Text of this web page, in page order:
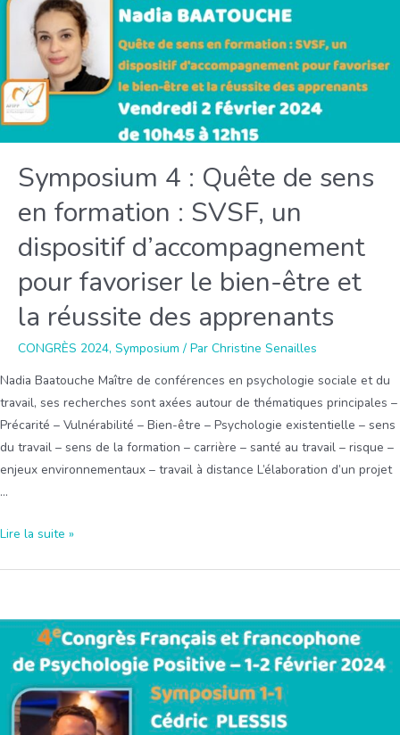
Une
approche
qualitative
phénoménologique
du
Bore-
out
sein
des
territoriales
France
Symposium 4 : Quête de sens
en formation : SVSF, un
dispositif d’accompagnement
pour favoriser le bien-être et
la réussite des apprenants
CONGRÈS 2024, Symposium / Par Christine Senailles
Nadia Baatouche Maître de conférences en psychologie sociale et du
travail, ses recherches sont axées autour de thématiques principales –
Précarité – Vulnérabilité – Bien-être – Psychologie existentielle – sens
du travail – sens de la formation – carrière – santé au travail – risque –
enjeux environnementaux – travail à distance L’élaboration d’un projet
…
Symposium
de
en
formation
Lire la suite »